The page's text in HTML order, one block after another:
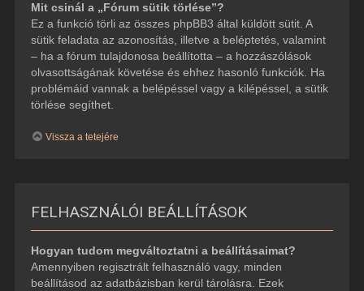
Mit csinál a „Fórum sütik törlése”?
Ez a funkció törli az összes phpBB3 által küldött sütit. A
sütik feladata az azonosítás, illetve a beléptetés, valamint
– ha a fórum tulajdonosa beállította – a hozzászólások
olvasottságának követése és ehhez hasonló funkciók. Ha
problémáid vannak a belépéssel vagy a kilépéssel, a sütik
törlése segíthet.
Vissza a tetejére
FELHASZNÁLÓI BEÁLLÍTÁSOK
Hogyan tudom megváltoztatni a beállításaimat?
Amennyiben regisztrált felhasználó vagy, minden
beállításod az adatbázisban kerül tárolásra. Ezek